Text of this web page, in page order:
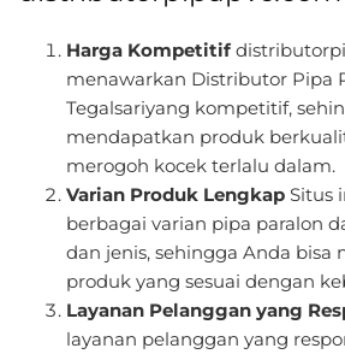
Harga Kompetitif
menawarkan Distributor Pipa
Tegalsariyang kompetitif,
mendapatkan produk
merogoh kocek terlalu dalam.
Varian Produk Lengkap Situs
berbagai varian pipa paralon
dan jenis, sehingga Anda bisa
produk yang sesuai dengan
Layanan Pelanggan yang
layanan pelanggan yang